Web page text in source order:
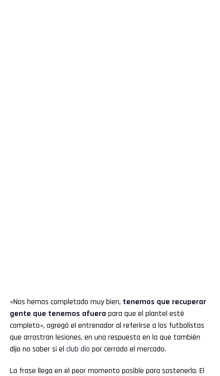
«Nos hemos completado muy bien, tenemos que recuperar
gente que tenemos afuera para que el plantel esté
completo», agregó el entrenador al referirse a los futbolistas
que arrastran lesiones, en una respuesta en la que también
dijo no saber si el club dio por cerrado el mercado.
La frase llega en el peor momento posible para sostenerla. El